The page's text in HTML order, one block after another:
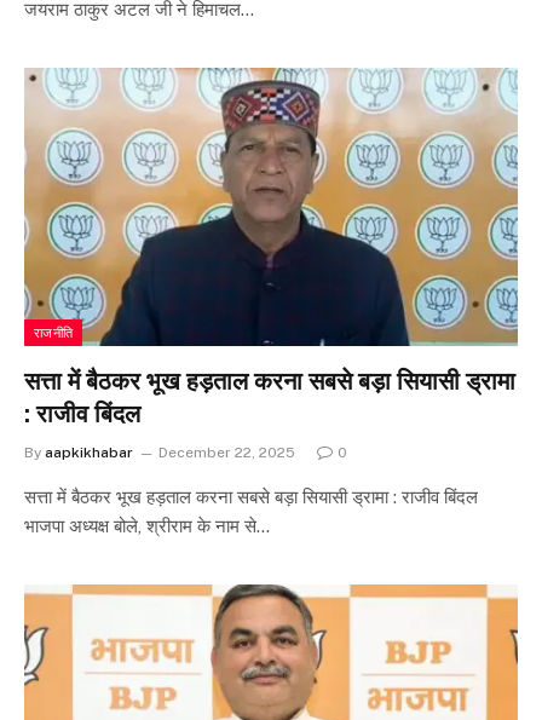
जयराम ठाकुर अटल जी ने हिमाचल…
राजनीति
सत्ता में बैठकर भूख हड़ताल करना सबसे बड़ा सियासी ड्रामा
: राजीव बिंदल
By aapkikhabar December 22, 2025 0
सत्ता में बैठकर भूख हड़ताल करना सबसे बड़ा सियासी ड्रामा : राजीव बिंदल
भाजपा अध्यक्ष बोले, श्रीराम के नाम से…